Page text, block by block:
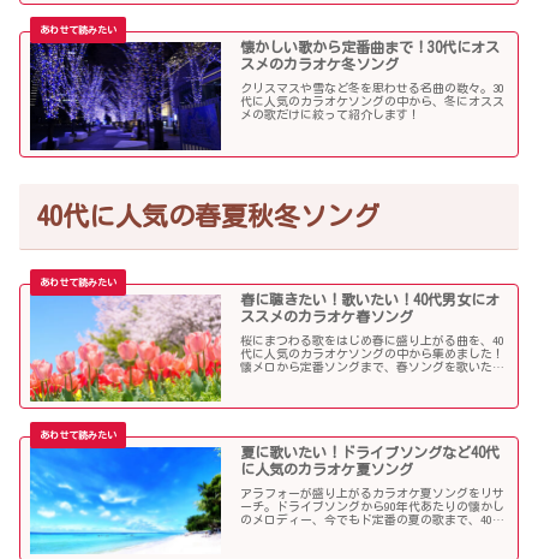
懐かしい歌から定番曲まで！30代にオス
スメのカラオケ冬ソング
クリスマスや雪など冬を思わせる名曲の数々。30
代に人気のカラオケソングの中から、冬にオスス
メの歌だけに絞って紹介します！
40代に人気の春夏秋冬ソング
春に聴きたい！歌いたい！40代男女にオ
ススメのカラオケ春ソング
桜にまつわる歌をはじめ春に盛り上がる曲を、40
代に人気のカラオケソングの中から集めました！
懐メロから定番ソングまで、春ソングを歌いたい
夏に歌いたい！ドライブソングなど40代
に人気のカラオケ夏ソング
アラフォーが盛り上がるカラオケ夏ソングをリサ
ーチ。ドライブソングから90年代あたりの懐かし
のメロディー、今でもド定番の夏の歌まで、40代